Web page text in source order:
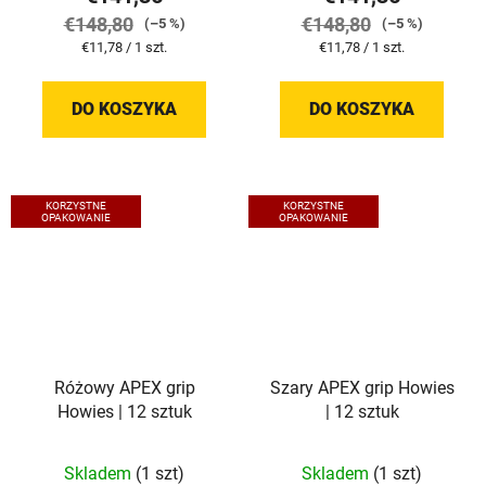
€148,80
(–5 %)
Cena
€11,78 / 1 szt.
DO KOSZYKA
€148,80
(–5 %)
Cena
€11,78 / 1 szt.
DO KOSZYKA
KORZYSTNE
OPAKOWANIE
Różowy APEX grip
Howies | 12 sztuk
Skladem (1 szt)
KORZYSTNE
OPAKOWANIE
Szary APEX grip Howies
| 12 sztuk
Skladem (1 szt)